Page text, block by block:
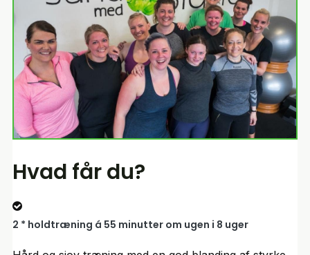
Hvad får du?
2 * holdtræning á 55 minutter om ugen i 8 uger